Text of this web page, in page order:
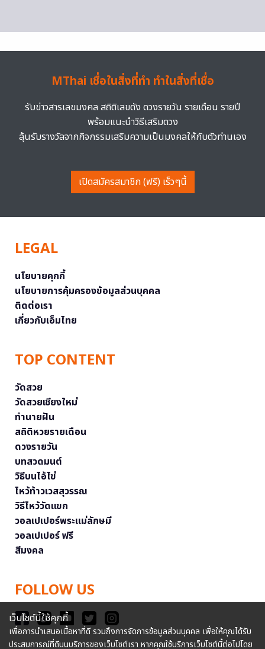
MThai เชื่อในสิ่งที่ทำ ทำในสิ่งที่เชื่อ
รับข่าวสารเลขมงคล สถิติเลขดัง ดวงรายวัน รายเดือน รายปี
พร้อมแนะนำวิธีเสริมดวง
ลุ้นรับรางวัลจากกิจกรรมเสริมความเป็นมงคลให้กับตัวท่านเอง
เปิดสมัครสมาชิก (ฟรี) เร็วๆนี้
LEGAL
นโยบายคุกกี้
นโยบายการคุ้มครองข้อมูลส่วนบุคคล
ติดต่อเรา
เกี่ยวกับเอ็มไทย
TOP CONTENT
วัดสวย
วัดสวยเชียงใหม่
ทำนายฝัน
สถิติหวยรายเดือน
ดวงรายวัน
บทสวดมนต์
วิธีบนไอ้ไข่
ไหว้ท้าวเวสสุวรรณ
วิธีไหว้วัดแขก
วอลเปเปอร์พระแม่ลักษมี
วอลเปเปอร์ ฟรี
สีมงคล
FOLLOW US
เว็บไซต์นี้ใช้คุกกี้
เพื่อการนำเสนอเนื้อหาที่ดี รวมถึงการจัดการข้อมูลส่วนบุคคล เพื่อให้คุณได้รับ
ประสบการณ์ที่ดีบนบริการของเว็บไซต์เรา หากคุณใช้บริการเว็บไซต์นี้ต่อไปโดย